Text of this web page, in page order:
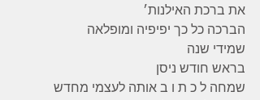
את ברכת האילנות׳
הברכה כל כך יפיפיה ומופלאה
שמידי שנה
בראש חודש ניסן
שמחה ל כ ת ו ב אותה לעצמי מחדש